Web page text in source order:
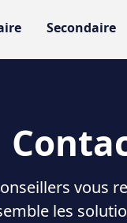
Secondaire
les